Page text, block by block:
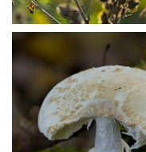
PA169355